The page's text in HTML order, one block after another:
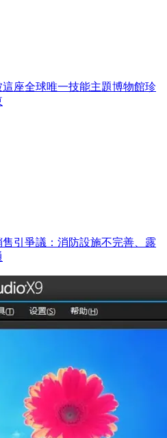
座全球唯一技能主題博物館珍
引爭議：消防設施不完善、露